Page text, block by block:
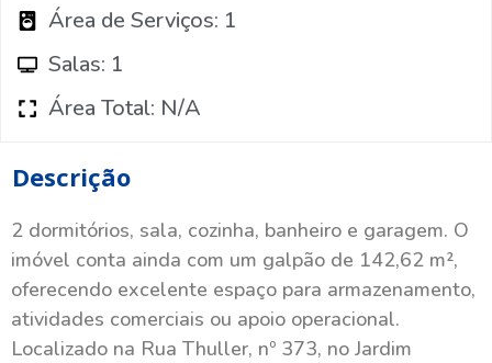
Área de Serviços: 1
Salas: 1
Área Total: N/A
Descrição
2 dormitórios, sala, cozinha, banheiro e garagem. O
imóvel conta ainda com um galpão de 142,62 m²,
oferecendo excelente espaço para armazenamento,
atividades comerciais ou apoio operacional.
Localizado na Rua Thuller, nº 373, no Jardim